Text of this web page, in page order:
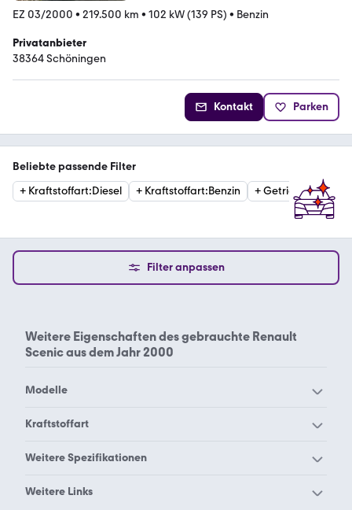
EZ 03/2000 • 219.500 km • 102 kW (139 PS) • Benzin
Privatanbieter
38364 Schöningen
Kontakt Parken
Beliebte passende Filter
+ Kraftstoffart:Diesel + Kraftstoffart:Benzin +Getriebe:
Filter anpassen
Weitere Eigenschaften desgebrauchte Renault
Scenic aus dem Jahr 2000
Modelle
Renault Alaskan
Renault Avantime
Kraftstoffart
Renault Scenic Diesel
Renault Scenic Diesel
Weitere Spezifikationen
Renault Scenic 2001 1.6
Weitere Links